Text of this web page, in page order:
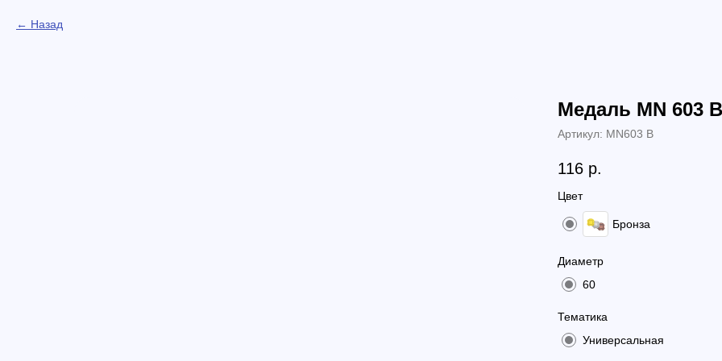
Назад
Медаль MN 603 B
Артикул: MN603 B
116 р.
Цвет
Бронза
Диаметр
60
Тематика
Универсальная